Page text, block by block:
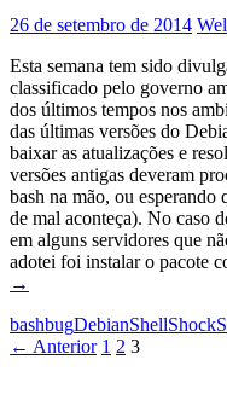
26 de setembro de 2014
Esta semana tem sido
classificado pelo governo
dos últimos tempos nos
das últimas versões do
baixar as atualizações e
versões antigas deveram
bash na mão, ou esperando
de mal aconteça). No caso
em alguns servidores que
adotei foi instalar o pacote
Resolvendo
ShellShock
no
→
bashbugDebianShellShock
Navegação
← Anterior 1 2 3